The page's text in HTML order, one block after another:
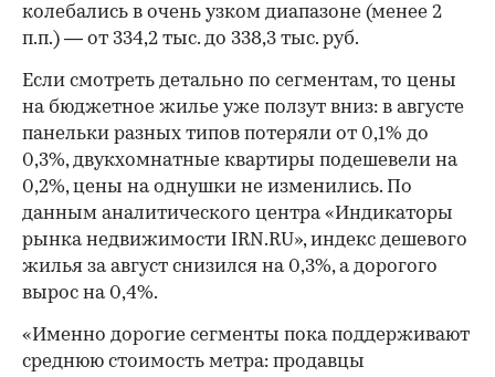
колебались в очень узком диапазоне (менее 2
п.п.) — от 334,2 тыс. до 338,3 тыс. руб.
Если смотреть детально по сегментам, то цены
на бюджетное жилье уже ползут вниз: в августе
панельки разных типов потеряли от 0,1% до
0,3%, двукхомнатные квартиры подешевели на
0,2%, цены на однушки не изменились. По
данным аналитического центра «Индикаторы
рынка недвижимости IRN.RU», индекс дешевого
жилья за август снизился на 0,3%, а дорогого
вырос на 0,4%.
«Именно дорогие сегменты пока поддерживают
среднюю стоимость метра: продавцы